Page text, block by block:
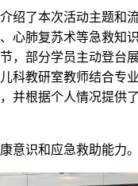
绍了本次活动主题和
心肺复苏术等急救知
，部分学员主动登台
科教研室教师结合专
并根据个人情况提供
意识和应急救助能力